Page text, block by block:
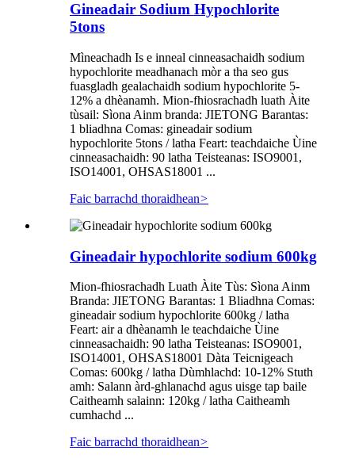
Gineadair Sodium Hypochlorite
5tons
Mìneachadh Is e inneal cinneasachaidh sodium
hypochlorite meadhanach mòr a tha seo gus
fuasgladh gealachaidh sodium hypochlorite 5-
12% a dhèanamh. Mion-fhiosrachadh luath Àite
tùsail: Sìona Ainm branda: JIETONG Barantas:
1 bliadhna Comas: gineadair sodium
hypochlorite 5tons / latha Feart: teachdaiche Ùine
cinneasachaidh: 90 latha Teisteanas: ISO9001,
ISO14001, OHSAS18001 ...
Faic barrachd thoraidhean>
Gineadair hypochlorite sodium 600kg
Mion-fhiosrachadh Luath Àite Tùs: Sìona Ainm
Branda: JIETONG Barantas: 1 Bliadhna Comas:
gineadair sodium hypochlorite 600kg / latha
Feart: air a dhèanamh le teachdaiche Ùine
cinneasachaidh: 90 latha Teisteanas: ISO9001,
ISO14001, OHSAS18001 Dàta Teicnigeach
Comas: 600kg / latha Dùmhlachd: 10-12% Stuth
amh: Salann àrd-ghlanachd agus uisge tap baile
Caitheamh salainn: 120kg / latha Caitheamh
cumhachd ...
Faic barrachd thoraidhean>